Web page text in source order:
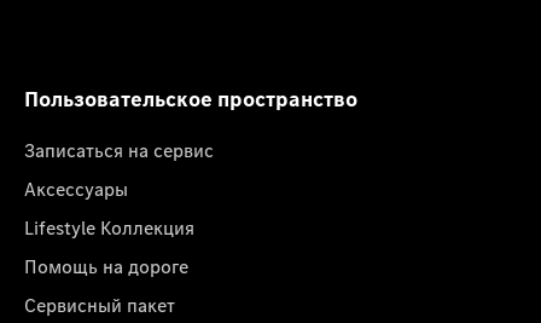
Пользовательское пространство
Записаться на сервис
Аксессуары
Lifestyle Коллекция
Помощь на дороге
Сервисный пакет